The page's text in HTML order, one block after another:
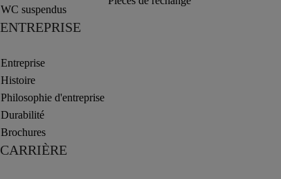
WC suspendus
ENTREPRISE
Entreprise
Histoire
Philosophie d'entreprise
Durabilité
Brochures
CARRIÈRE